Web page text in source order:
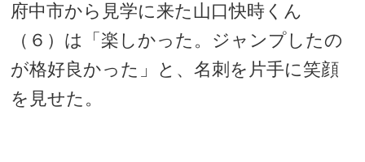
府中市から見学に来た山口快時くん
（６）は「楽しかった。ジャンプしたの
が格好良かった」と、名刺を片手に笑顔
を見せた。